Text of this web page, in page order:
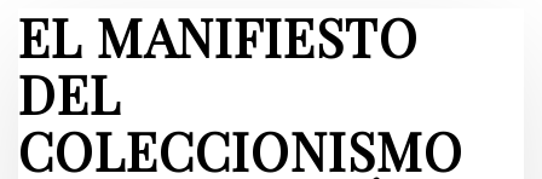
EL MANIFIESTO
DEL
COLECCIONISMO